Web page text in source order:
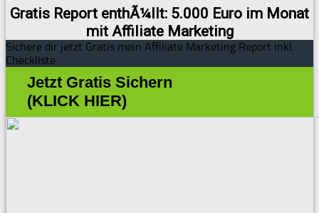
Gratis Report enthÃ¼llt: 5.000 Euro im Monat
mit Affiliate Marketing
Sichere dir jetzt Gratis mein Affiliate Marketing Report inkl.
Checkliste
Jetzt Gratis Sichern
(KLICK HIER)